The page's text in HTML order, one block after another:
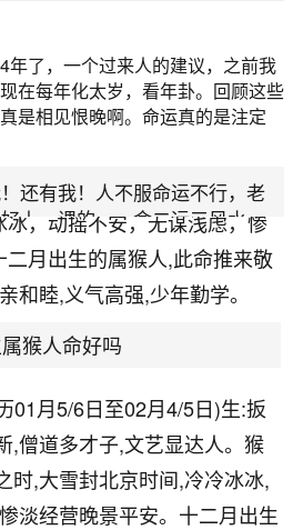
人命运如何？腊月的猴为什
猴丑月(即阳历01月5/6日至02
人，聪明日日新，僧道多才
人生于腊月，小寒之时，大雪
，动摇不安，无谋浅虑，惨
月出生的属猴人,此命推来敬
和睦,义气高强,少年勤学。
猴人命好吗
01月5/6日至02月4/5日)生:扳
,僧道多才子,文艺显达人。猴
时,大雪封北京时间,冷冷冰冰,
淡经营晚景平安。十二月出生
年了，一个过来人的建议，之前我
在每年化太岁，看年卦。回顾这些
是相见恨晚啊。命运真的是注定
还有我！人不服命运不行，老
上一课的。一命二运三风水，
！
是每年找老师化太岁，看年
年了，都是缘分啊！
两年，生意屡屡受挫，店开一家关
好，生意好的就出事。前些年攒的
是倒霉！我也想找人看看到底怎么